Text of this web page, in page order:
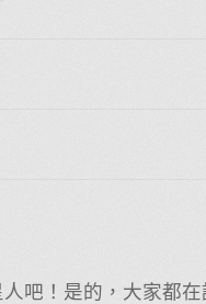
吧！是的，大家都